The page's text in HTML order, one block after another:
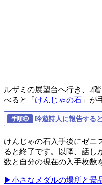
ルザミの展望台へ行き、2
べると「 けんじゃの石 」が
吟遊詩人に報告する
けんじゃの石入手後にゼニ
ると終了です。以降、話し
数と自分の現在の入手枚数
▶小さなメダルの場所と景